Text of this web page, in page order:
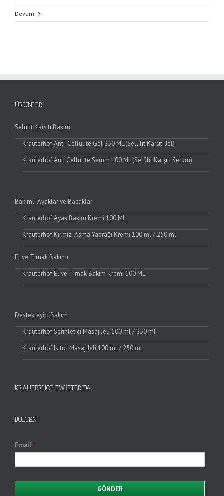
Devamı
ÜRÜNLER
Selülit Karşıtı Bakım
Krauterhof Anti-Cellulite Gel 250 ML (Selülit Karşıtı Jel)
Krauterhof Anti Cellulite Serum 100 ML (Selülit Karşıtı Serum)
Bakımlı Ayaklar ve Bacaklar
Krauterhof Ayak Bakım Kremi 100 ML
Krauterhof Kırmızı Asma Yaprağı Kremi 100 ml / 250 ml
El ve Tırnak Bakımı
Krauterhof El ve Tırnak Bakım Kremi 100 ML
Destekleyici Bakım
Krauterhof Serinletici Masaj Jeli 100 ml / 250 ml
Krauterhof Isıtıcı Masaj Jeli 100 ml / 250 ml
KRAUTERHOF TWITTER’DA
BÜLTEN
Email *